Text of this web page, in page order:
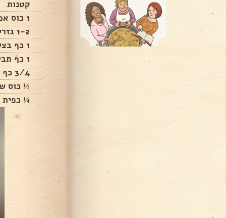
קטנות
1 כוס אפונה קפואה
1-2 גזרים חתוכים לג'ולינים
1 כף בצל יבש מטוגן
1 כף תבלין גריל עוף
3/4 כף מלח
⅓ כוס
¼ כפית